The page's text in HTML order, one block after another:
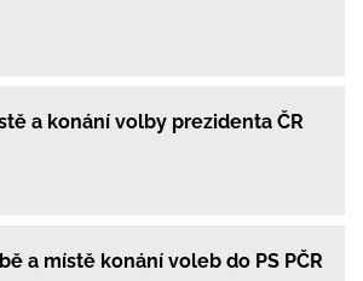
a konání volby prezidenta ČR
a místě konání voleb do PS PČR